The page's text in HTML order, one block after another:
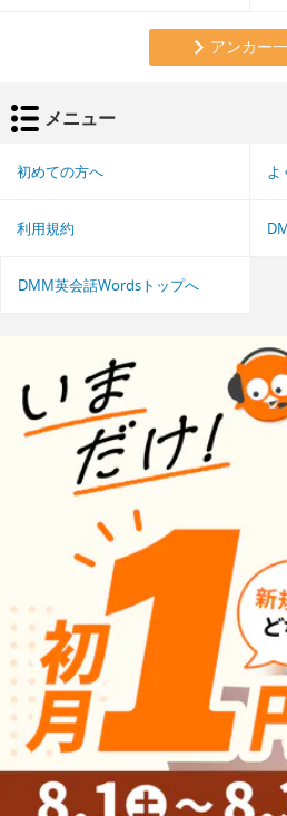
アンカー
メニュー
初めての方へ よ
利用規約
DMM英会話Wordsトップへ